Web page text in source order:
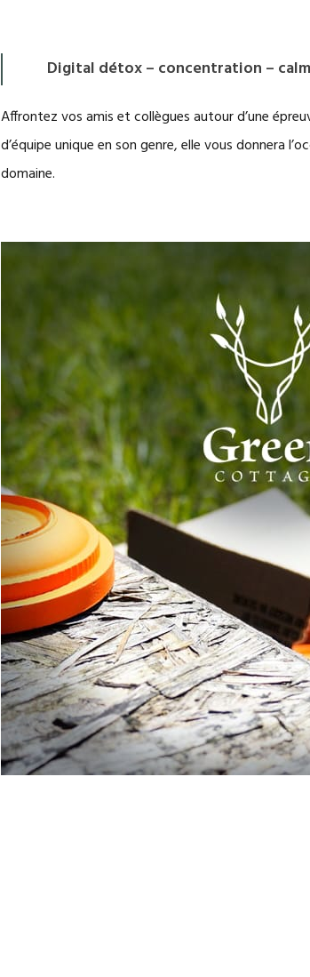
Digital détox – concentration –
Affrontez vos amis et collègues autour d’une
d’équipe unique en son genre, elle vous donnera
domaine.